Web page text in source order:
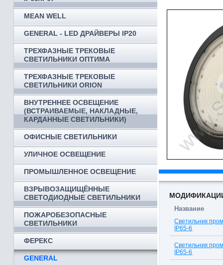
MEAN WELL
GENERAL - LED ДРАЙВЕРЫ IP20
ТРЕХФАЗНЫЕ ТРЕКОВЫЕ
СВЕТИЛЬНИКИ ОПТИМА
ТРЕХФАЗНЫЕ ТРЕКОВЫЕ
СВЕТИЛЬНИКИ ORION
ВНУТРЕННЕЕ ОСВЕЩЕНИЕ
(ВСТРАИВАЕМЫЕ, НАКЛАДНЫЕ,
КАРДАННЫЕ СВЕТИЛЬНИКИ)
ОФИСНЫЕ СВЕТИЛЬНИКИ
УЛИЧНОЕ ОСВЕЩЕНИЕ
ПРОМЫШЛЕННОЕ ОСВЕЩЕНИЕ
ВЗРЫВОЗАЩИЩЁННЫЕ
СВЕТОДИОДНЫЕ СВЕТИЛЬНИКИ
ПОЖАРОБЕЗОПАСНЫЕ
СВЕТИЛЬНИКИ
ФЕРЕКС
GENERAL
Название
Светильник
IP65-6
Светильник
IP65-6